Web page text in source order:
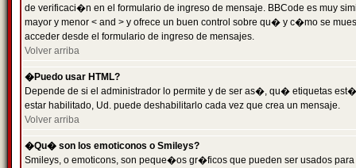
de verificaci�n en el formulario de ingreso de mensaje. BBCode es muy
mayor y menor < and > y ofrece un buen control sobre qu� y c�mo se
acceder desde el formulario de ingreso de mensajes.
Volver arriba
�Puedo usar HTML?
Depende de si el administrador lo permite y de ser as�, qu� etiquetas
estar habilitado, Ud. puede deshabilitarlo cada vez que crea un mensaje.
Volver arriba
�Qu� son los emoticonos o Smileys?
Smileys, o emoticons, son peque�os gr�ficos que pueden ser usados